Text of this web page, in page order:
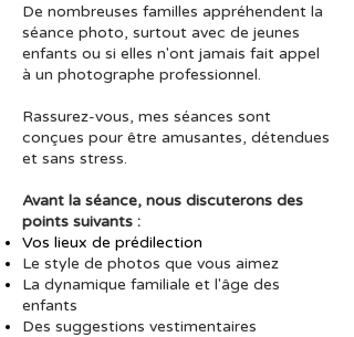
De nombreuses familles appréhendent la
séance photo, surtout avec de jeunes
enfants ou si elles n'ont jamais fait appel
à un photographe professionnel.
Rassurez-vous, mes séances sont
conçues pour être amusantes, détendues
et sans stress.
Avant la séance, nous discuterons des
points suivants :
Vos lieux de prédilection
Le style de photos que vous aimez
La dynamique familiale et l'âge des
enfants
Des suggestions vestimentaires